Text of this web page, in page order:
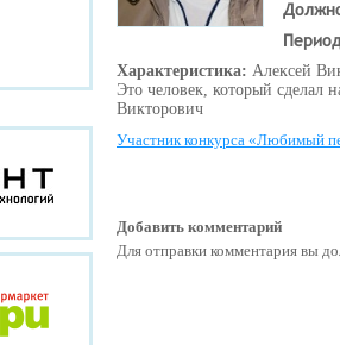
Характеристика: Алексей
Это человек, который сделал
Викторович
Участник конкурса «Любимый
Добавить комментарий
Для отправки комментария вы